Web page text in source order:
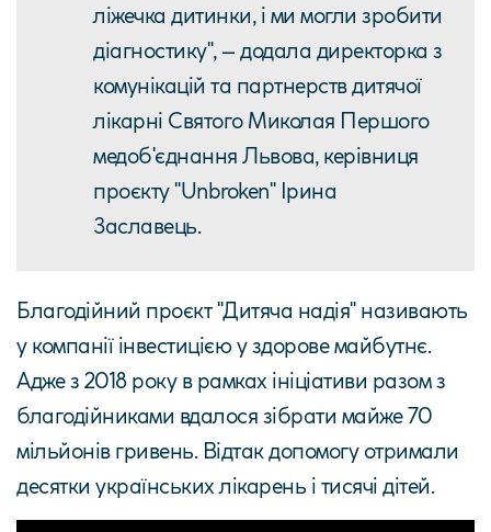
ліжечка дитинки, і ми могли зробити
діагностику", – додала директорка з
комунікацій та партнерств дитячої
лікарні Святого Миколая Першого
медоб'єднання Львова, керівниця
проєкту "Unbroken" Ірина
Заславець.
Благодійний проєкт "Дитяча надія" називають
у компанії інвестицією у здорове майбутнє.
Адже з 2018 року в рамках ініціативи разом з
благодійниками вдалося зібрати майже 70
мільйонів гривень. Відтак допомогу отримали
десятки українських лікарень і тисячі дітей.